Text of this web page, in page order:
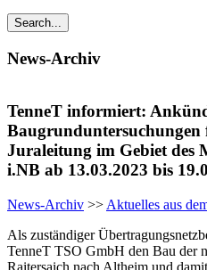
News-Archiv
TenneT informiert:
Juraleitung im Gebiet des
i.NB ab 13.03.2023 bis
News-Archiv >> Aktuelles aus
Als zuständiger
TenneT TSO GmbH den Bau der
Raitersaich nach Altheim und